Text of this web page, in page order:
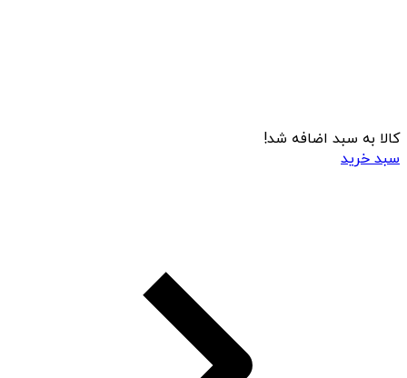
کالا به سبد اضافه شد!
سبد خرید